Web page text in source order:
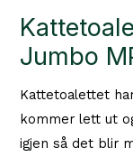
Jumbo
Kattetoalettet
kommer lett ut
igjen så det blir